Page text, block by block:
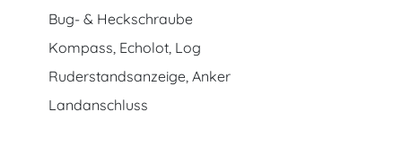
Bug- & Heckschraube
Kompass, Echolot, Log
Ruderstandsanzeige, Anker
Landanschluss